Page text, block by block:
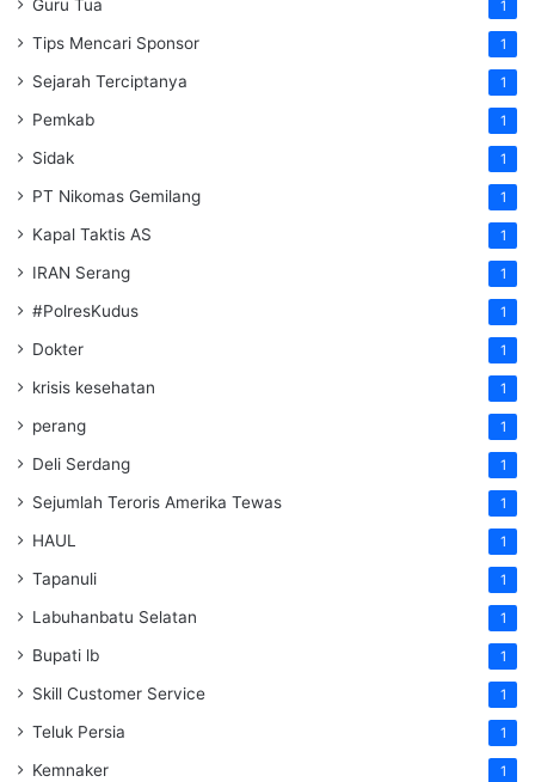
Guru Tua 1
Tips Mencari Sponsor 1
Sejarah Terciptanya 1
Pemkab 1
Sidak 1
PT Nikomas Gemilang 1
Kapal Taktis AS 1
IRAN Serang 1
#PolresKudus 1
Dokter 1
krisis kesehatan 1
perang 1
Deli Serdang 1
Sejumlah Teroris Amerika Tewas 1
HAUL 1
Tapanuli 1
Labuhanbatu Selatan 1
Bupati lb 1
Skill Customer Service 1
Teluk Persia 1
Kemnaker 1